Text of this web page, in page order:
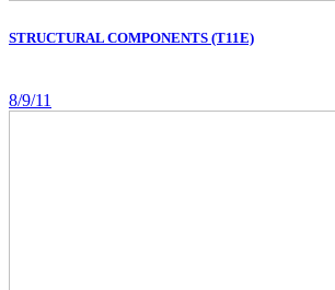
STRUCTURAL COMPONENTS (T11E)
8/9/11